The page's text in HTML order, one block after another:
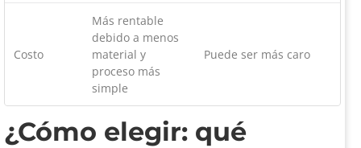
Costo
Más rentable
debido a menos
material y
proceso más
simple
Puede ser más caro
¿Cómo elegir: qué